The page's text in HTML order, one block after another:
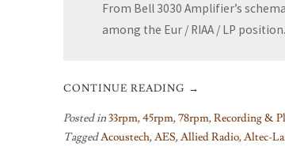
From Bell 3030 Amplifier’s
among the Eur / RIAA / LP position.
CONTINUE READING →
Posted in33rpm,45rpm,78rpm,Recording &
TaggedAcoustech,AES,Allied Radio,Altec-